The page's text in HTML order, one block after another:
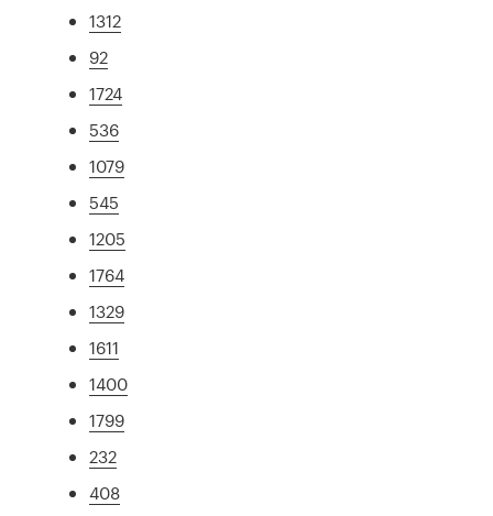
1312
92
1724
536
1079
545
1205
1764
1329
1611
1400
1799
232
408